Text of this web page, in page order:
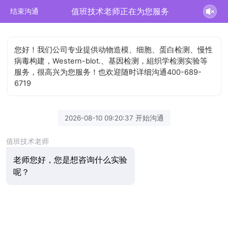
结束沟通 值班技术老师正在为您服务
您好！我们公司专业提供动物造模、细胞、蛋白检测、慢性
病毒构建，Western-blot.、基因检测，組织学检测实验等
服务，很高兴为您服务！也欢迎随时详细沟通400-689-
6719
2026-08-10 09:20:37 开始沟通
值班技术老师
老师您好，您是想咨询什么实验
呢？